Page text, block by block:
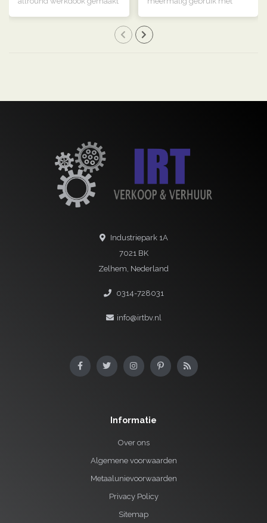
Industriepark 1A
7021 BK
Zelhem, Nederland
0314-728031
info@irtbv.nl
Informatie
Over ons
Algemene voorwaarden
Metaalunievoorwaarden
Privacy Policy
Sitemap